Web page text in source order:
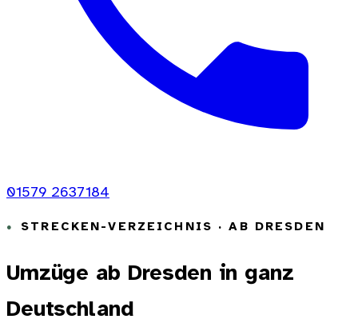
01579 2637184
STRECKEN-VERZEICHNIS · AB DRESDEN
Umzüge ab Dresden in ganz
Deutschland